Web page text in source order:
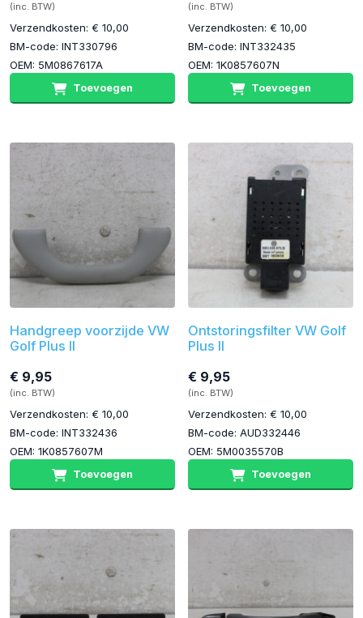
(inc. BTW)
Verzendkosten: € 10,00
BM-code: INT330796
OEM: 5M0867617A
Toevoegen
(inc. BTW)
Verzendkosten: € 10,00
BM-code: INT332435
OEM: 1K0857607N
Toevoegen
Handgreep voorzijde VW
Golf Plus II
€ 9,95
(inc. BTW)
Verzendkosten: € 10,00
BM-code: INT332436
OEM: 1K0857607M
Toevoegen
Ontstoringsfilter VW Golf
Plus II
€ 9,95
(inc. BTW)
Verzendkosten: € 10,00
BM-code: AUD332446
OEM: 5M0035570B
Toevoegen